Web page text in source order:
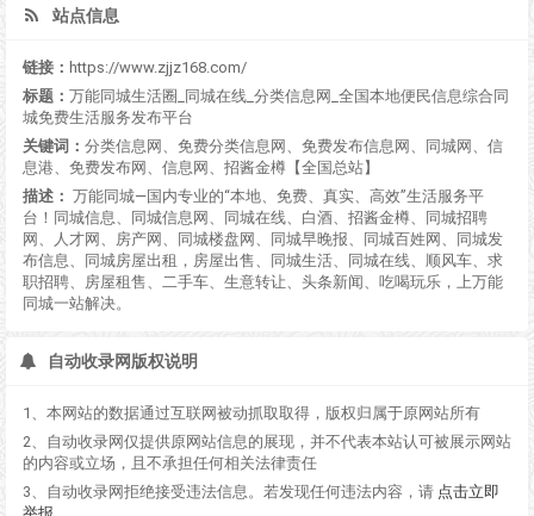
站点信息
链接： https://www.zjjz168.com/
标题： 万能同城生活圈_同城在线_分类信息网_全国本地便民信息综合同
城免费生活服务发布平台
关键词： 分类信息网、免费分类信息网、免费发布信息网、同城网、信
息港、免费发布网、信息网、招酱金樽【全国总站】
描述： 万能同城—国内专业的“本地、免费、真实、高效”生活服务平
台！同城信息、同城信息网、同城在线、白酒、招酱金樽、同城招聘
网、人才网、房产网、同城楼盘网、同城早晚报、同城百姓网、同城发
布信息、同城房屋出租，房屋出售、同城生活、同城在线、顺风车、求
职招聘、房屋租售、二手车、生意转让、头条新闻、吃喝玩乐，上万能
同城一站解决。
自动收录网版权说明
1、本网站的数据通过互联网被动抓取取得，版权归属于原网站所有
2、自动收录网仅提供原网站信息的展现，并不代表本站认可被展示网站
的内容或立场，且不承担任何相关法律责任
3、自动收录网拒绝接受违法信息。若发现任何违法内容，请 点击立即